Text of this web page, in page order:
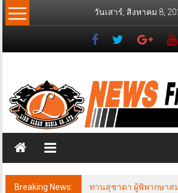
Skip
to
วันเสาร์, สิงหาคม 8,
News
Freelancer
วส์
ฟรี
แลน
เซอร์
Breaking News:
ท่านสุชาดา ผู้พิพากษาส